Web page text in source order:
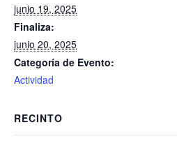
junio 19, 2025
Finaliza:
junio 20, 2025
Categoría de Evento:
Actividad
RECINTO